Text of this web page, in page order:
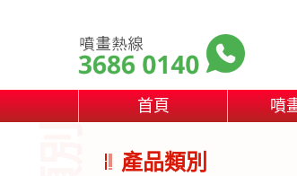
首頁
噴
產品類別